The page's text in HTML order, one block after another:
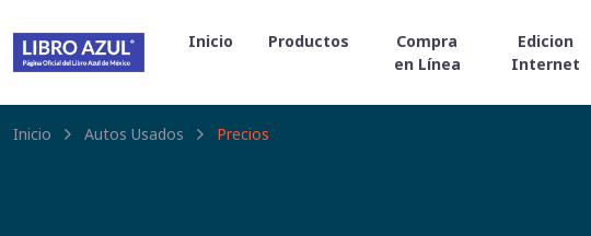
Inicio Productos
Compra
en Línea
Edicion
Internet
Inicio Autos Usados Precios